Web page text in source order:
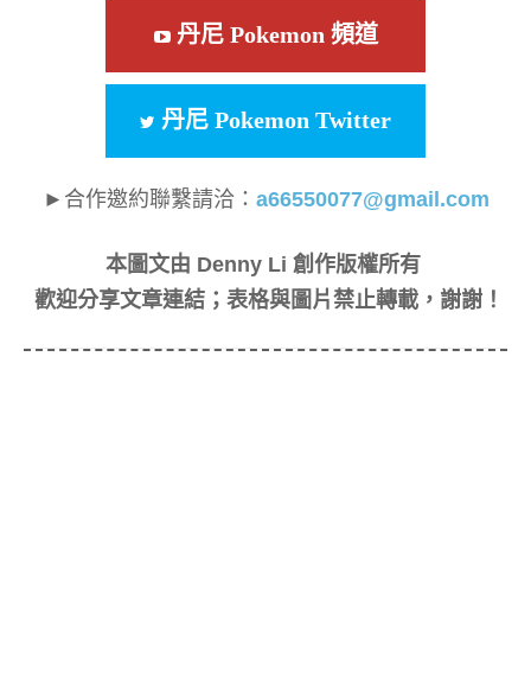
丹尼 Pokemon 頻道
丹尼 Pokemon Twitter
►合作邀約聯繫請洽： a66550077@gmail.com
本圖文由 Denny Li 創作版權所有
歡迎分享文章連結；表格與圖片禁止轉載，謝謝！